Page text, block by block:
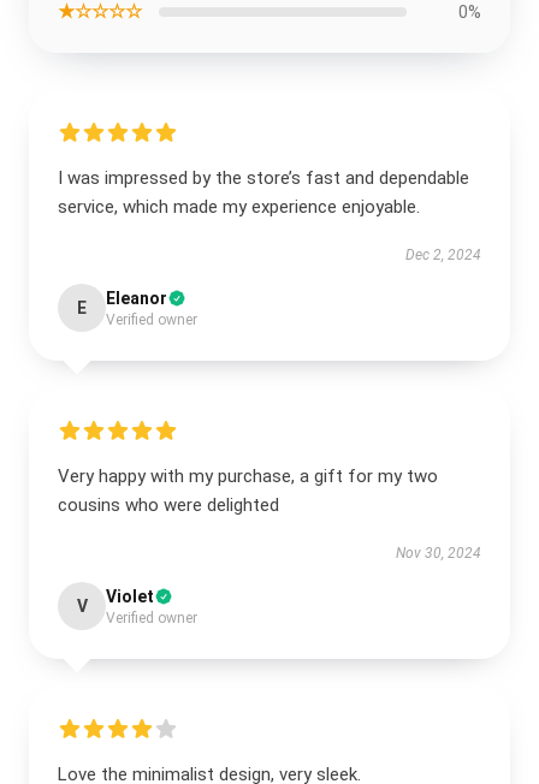
★☆☆☆☆ 0%
I was impressed by the store’s fast and dependable
service, which made my experience enjoyable.
Dec 2, 2024
E Eleanor
Verified owner
Very happy with my purchase, a gift for my two
cousins who were delighted
Nov 30, 2024
V Violet
Verified owner
Love the minimalist design, very sleek.